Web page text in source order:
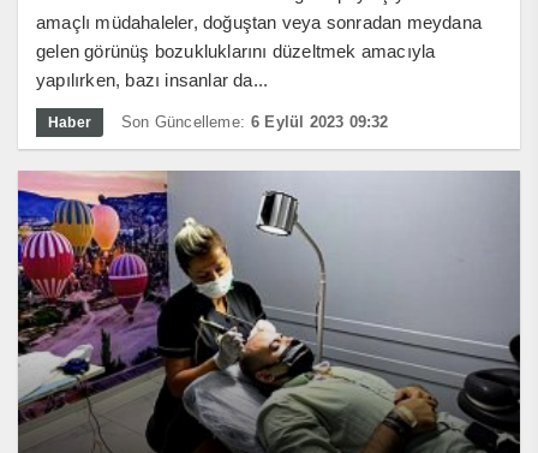
amaçlı müdahaleler, doğuştan veya sonradan meydana
gelen görünüş bozukluklarını düzeltmek amacıyla
yapılırken, bazı insanlar da...
Haber Son Güncelleme: 6 Eylül 2023 09:32